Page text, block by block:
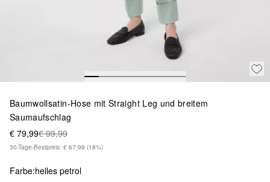
Baumwollsatin-Hose mit Straight Leg und breitem
Saumaufschlag
€ 79,99€ 99,99
30-Tage-Bestpreis: € 67,99 (18%)
Farbe:helles petrol